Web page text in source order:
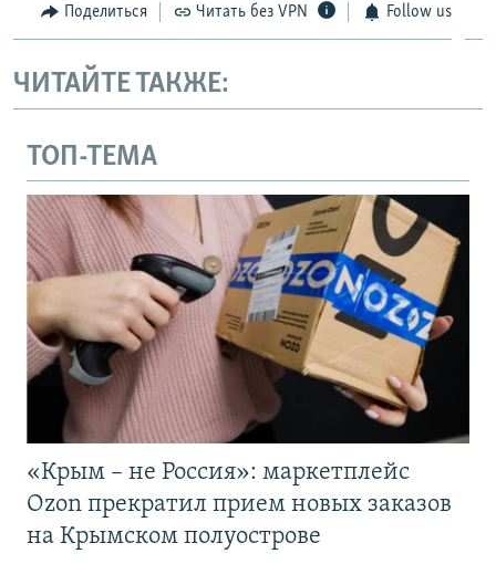
Поделиться Читать без VPN Follow us
ЧИТАЙТЕ ТАКЖЕ:
ТОП-ТЕМА
«Крым – не Россия»: маркетплейс
Ozon прекратил прием новых заказов
на Крымском полуострове